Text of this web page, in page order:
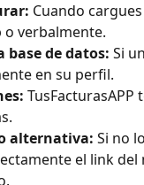
Cuando
o verbalmente.
de datos: Si
en su perfil.
TusFacturasAPP
alternativa: Si no
el link